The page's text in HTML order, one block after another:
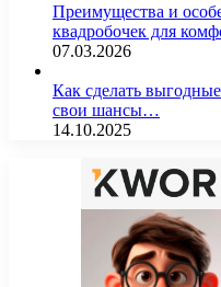
Преимущества и
квадробочек для
07.03.2026
Как сделать
свои шансы…
14.10.2025